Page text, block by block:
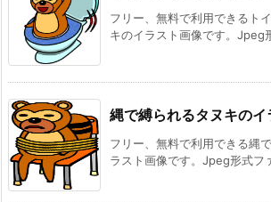
フリー、無料で利用できるト
キのイラスト画像です。Jpeg
縄で縛られるタヌキのイ
フリー、無料で利用できる縄
ラスト画像です。Jpeg形式フ